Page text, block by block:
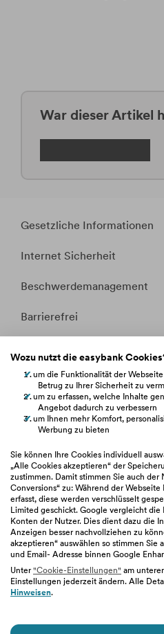
War dieser Artikel
Gesetzliche Informationen
Internet Sicherheit
Beschwerdemanagement
Barrierefrei
Whistleblowing
easybank.at
bawag.at
bawaggroup.com
Wozu nutzt die easybank
um die Funktionalität der
Betrug zu Ihrer Sicherheit zu
um zu erfassen, welche Inhalte
Angebot dadurch zu verbessern
um Ihnen mehr Komfort,
Werbung zu bieten
Sie können Ihre Cookies individuell
„Alle Cookies akzeptieren“ der
zustimmen. Damit stimmen Sie auch der
Conversions“ zu: Während der
erfasst, diese werden verschlüsselt
Limited geschickt. Google vergleicht
Konten der Nutzer. Dies dient dazu die
Anzeigen besser nachvollziehen zu
akzeptieren“ auswählen so stimmen Sie
und Email- Adresse binnen Google
Unter"Cookie-Einstellungen" am
Einstellungen jederzeit ändern. Alle
Hinweisen.